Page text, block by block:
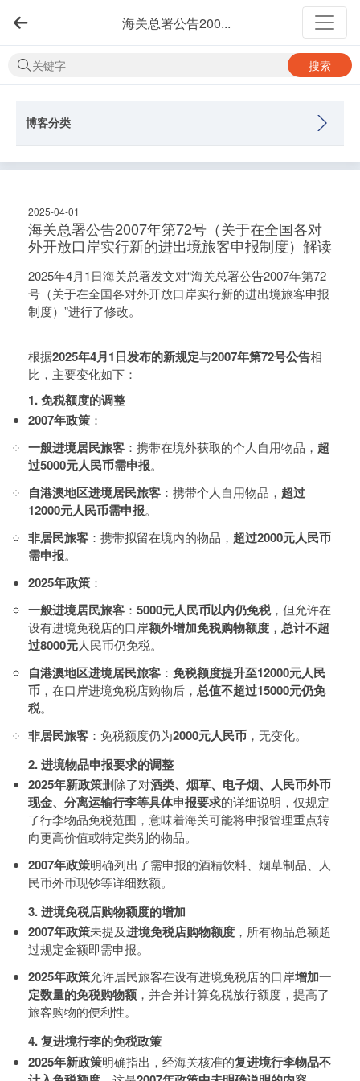
海关总署公告200...
搜索
博客分类
2025-04-01
海关总署公告2007年第72号（关于在全国各对
外开放口岸实行新的进出境旅客申报制度）解读
2025年4月1日海关总署发文对“海关总署公告2007年第72
号（关于在全国各对外开放口岸实行新的进出境旅客申报
制度）”进行了修改。
根据2025年4月1日发布的新规定与2007年第72号公告相
比，主要变化如下：
1. 免税额度的调整
2007年政策 ：
一般进境居民旅客 ：携带在境外获取的个人自用物品， 超
过5000元人民币需申报。
自港澳地区进境居民旅客 ：携带个人自用物品， 超过
12000元人民币需申报。
非居民旅客 ：携带拟留在境内的物品， 超过2000元人民币
需申报。
2025年政策 ：
一般进境居民旅客 ： 5000元人民币以内仍免税，但允许在
设有进境免税店的口岸额外增加免税购物额度，总计不超
过8000元人民币仍免税。
自港澳地区进境居民旅客 ： 免税额度提升至12000元人民
币 ，在口岸进境免税店购物后， 总值不超过15000元仍免
税。
非居民旅客 ：免税额度仍为2000元人民币 ，无变化。
2. 进境物品申报要求的调整
2025年新政策删除了对酒类、烟草、电子烟、人民币外币
现金、分离运输行李等具体申报要求的详细说明，仅规定
了行李物品免税范围，意味着海关可能将申报管理重点转
向更高价值或特定类别的物品。
2007年政策明确列出了需申报的酒精饮料、烟草制品、人
民币外币现钞等详细数额。
3. 进境免税店购物额度的增加
2007年政策未提及进境免税店购物额度 ，所有物品总额超
过规定金额即需申报。
2025年政策允许居民旅客在设有进境免税店的口岸增加一
定数量的免税购物额 ，并合并计算免税放行额度，提高了
旅客购物的便利性。
4. 复进境行李的免税政策
2025年新政策明确指出，经海关核准的复进境行李物品不